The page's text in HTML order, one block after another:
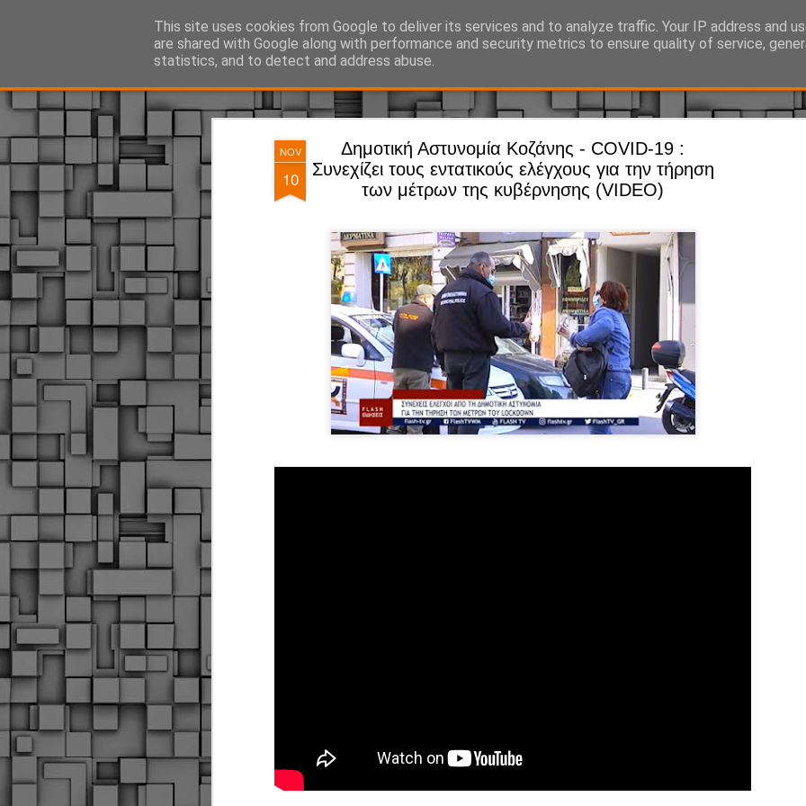
NOV
10
Δημοτική Αστυνομία Κοζάνης - COVID-19 :
Συνεχίζει τους εντατικούς ελέγχους για την τήρηση
των μέτρων της κυβέρνησης (VIDEO)
This site uses cookies from Google to deliver its services and to analyze traffic. Your IP address and
are shared with Google along with performance and security metrics to ensure quality of service,
statistics, and to detect and address abuse.
ΔΗΜΟΤΙΚΗ ΑΣΤΥΝΟΜΙΑ, τα νέα! Ό, τι συμβαίνει γύρω από τη Δημοτική Αστυνομία, την τοπική
JUL
29
Άργος -
Με
Ξεκινά επίσημα η
Η Δημοτική Αστυνομία
καθώς από την 1η
επιχειρησιακή
παρουσία του Δήμου
χώρους.
Η νέα υπηρεσία θα
εκπαιδευμένους
ήδη ολοκληρώσει την
JUN
Δήμος Κοζάνης :